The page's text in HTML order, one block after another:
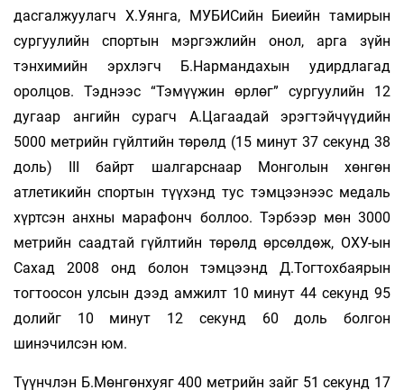
дасгалжуулагч Х.Уянга, МУБИСийн Биеийн тамирын
сургуулийн спортын мэргэжлийн онол, арга зүйн
тэнхимийн эрхлэгч Б.Нармандахын удирдлагад
оролцов. Тэднээс “Тэмүүжин өрлөг” сургуулийн 12
дугаар ангийн сурагч А.Цагаадай эрэгтэйчүүдийн
5000 метрийн гүйлтийн төрөлд (15 минут 37 секунд 38
доль) III байрт шалгарснаар Монголын хөнгөн
атлетикийн спортын түүхэнд тус тэмцээнээс медаль
хүртсэн анхны марафонч боллоо. Тэрбээр мөн 3000
метрийн саадтай гүйлтийн төрөлд өрсөлдөж, ОХУ-ын
Сахад 2008 онд болон тэмцээнд Д.Тогтохбаярын
тогтоосон улсын дээд амжилт 10 минут 44 секунд 95
долийг 10 минут 12 секунд 60 доль болгон
шинэчилсэн юм.
Түүнчлэн Б.Мөнгөнхуяг 400 метрийн зайг 51 секунд 17